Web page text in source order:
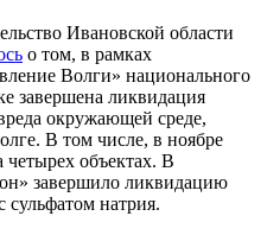
Ивановской области
о том, в рамках
Волги» национального
завершена ликвидация
окружающей среде,
В том числе, в ноябре
четырех объектах. В
завершило ликвидацию
сульфатом натрия.